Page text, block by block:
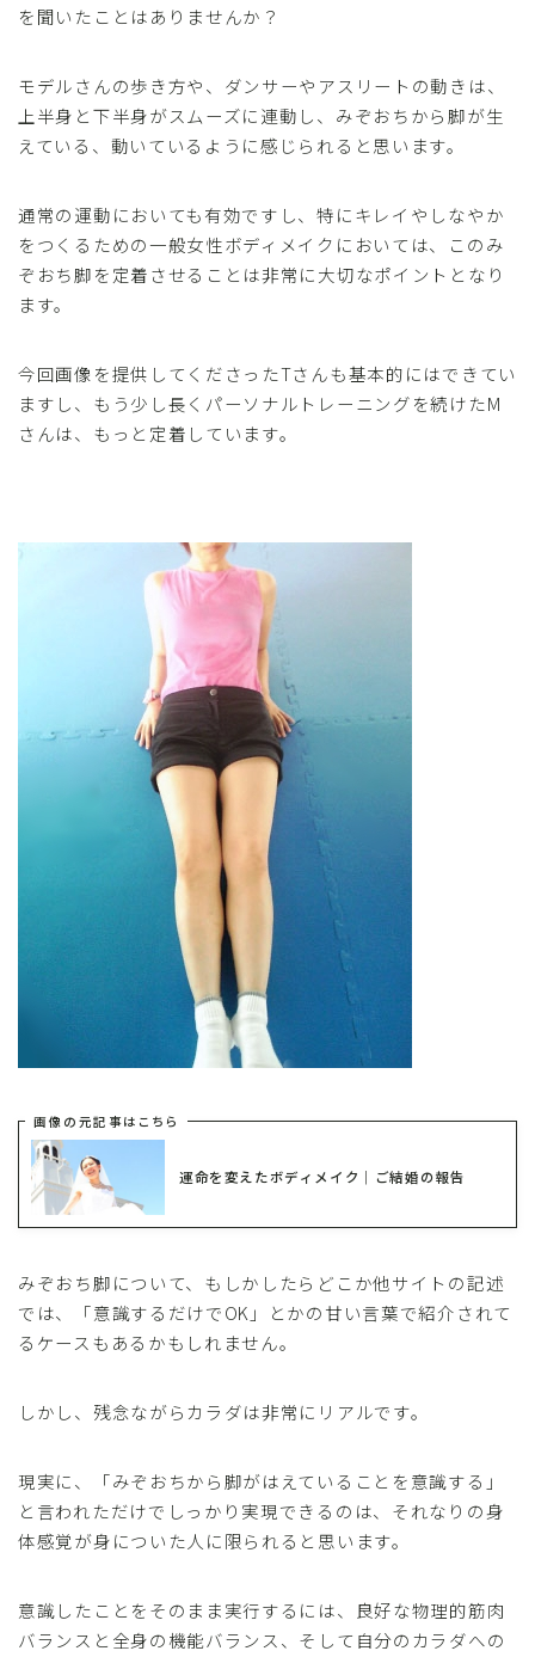
を聞いたことはありませんか？
モデルさんの歩き方や、ダンサーやアスリートの動きは、
上半身と下半身がスムーズに連動し、みぞおちから脚が生
えている、動いているように感じられると思います。
通常の運動においても有効ですし、特にキレイやしなやか
をつくるための一般女性ボディメイクにおいては、このみ
ぞおち脚を定着させることは非常に大切なポイントとなり
ます。
今回画像を提供してくださったTさんも基本的にはできてい
ますし、もう少し長くパーソナルトレーニングを続けたM
さんは、もっと定着しています。
画像の元記事はこちら
運命を変えたボディメイク｜ご結婚の報告
みぞおち脚について、もしかしたらどこか他サイトの記述
では、「意識するだけでOK」とかの甘い言葉で紹介されて
るケースもあるかもしれません。
しかし、残念ながらカラダは非常にリアルです。
現実に、「みぞおちから脚がはえていることを意識する」
と言われただけでしっかり実現できるのは、それなりの身
体感覚が身についた人に限られると思います。
意識したことをそのまま実行するには、良好な物理的筋肉
バランスと全身の機能バランス、そして自分のカラダへの